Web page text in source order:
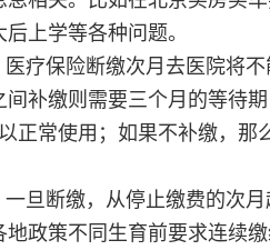
上学等各种问题。
疗保险断缴次月去医院将
间补缴则需要三个月的等待
正常使用；如果不补缴，
旦断缴，从停止缴费的次
地政策不同生育前要求连续